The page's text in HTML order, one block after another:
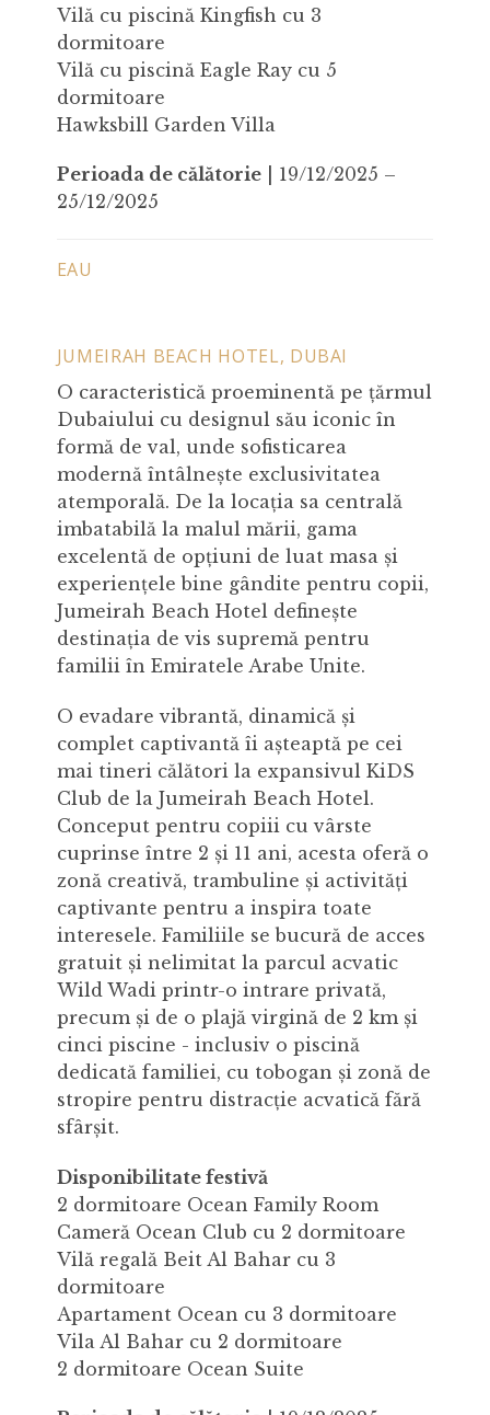
Vilă cu piscină Kingfish cu 3
dormitoare
Vilă cu piscină Eagle Ray cu 5
dormitoare
Hawksbill Garden Villa
Perioada de călătorie| 19/12/2025 –
25/12/2025
EAU
JUMEIRAH BEACH HOTEL, DUBAI
O caracteristică proeminentă pe țărmul
Dubaiului cu designul său iconic în
formă de val, unde sofisticarea
modernă întâlnește exclusivitatea
atemporală. De la locația sa centrală
imbatabilă la malul mării, gama
excelentă de opțiuni de luat masa și
experiențele bine gândite pentru copii,
Jumeirah Beach Hotel definește
destinația de vis supremă pentru
familii în Emiratele Arabe Unite.
O evadare vibrantă, dinamică și
complet captivantă îi așteaptă pe cei
mai tineri călători la expansivul KiDS
Club de la Jumeirah Beach Hotel.
Conceput pentru copiii cu vârste
cuprinse între 2 și 11 ani, acesta oferă o
zonă creativă, trambuline și activități
captivante pentru a inspira toate
interesele. Familiile se bucură de acces
gratuit și nelimitat la parcul acvatic
Wild Wadi printr-o intrare privată,
precum și de o plajă virgină de 2 km și
cinci piscine - inclusiv o piscină
dedicată familiei, cu tobogan și zonă de
stropire pentru distracție acvatică fără
sfârșit.
Disponibilitate festivă
2 dormitoare Ocean Family Room
Cameră Ocean Club cu 2 dormitoare
Vilă regală Beit Al Bahar cu 3
dormitoare
Apartament Ocean cu 3 dormitoare
Vila Al Bahar cu 2 dormitoare
2 dormitoare Ocean Suite